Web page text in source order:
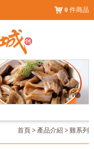
0 件商品
首頁 > 產品介紹 > 雞系列